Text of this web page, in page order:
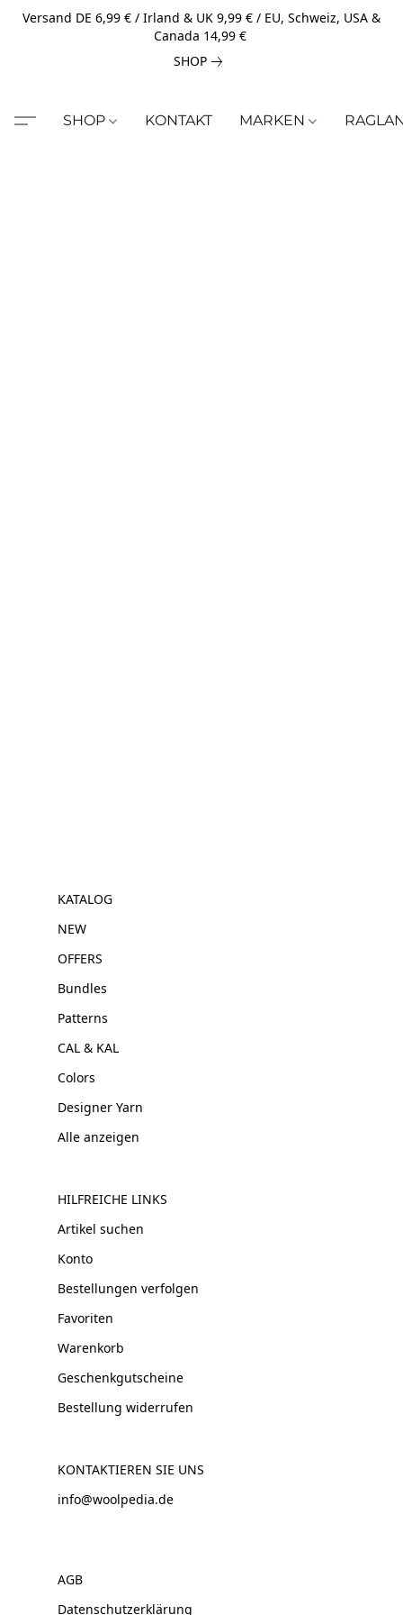
Versand DE 6,99 € / Irland & UK 9,99 € / EU, Schweiz, USA &
Canada 14,99 €
SHOP
SHOP KONTAKT MARKEN
KATALOG
NEW
OFFERS
Bundles
Patterns
CAL & KAL
Colors
Designer Yarn
Alle anzeigen
HILFREICHE LINKS
Artikel suchen
Konto
Bestellungen verfolgen
Favoriten
Warenkorb
Geschenkgutscheine
Bestellung widerrufen
KONTAKTIEREN SIE UNS
info@woolpedia.de
AGB
Datenschutzerklärung